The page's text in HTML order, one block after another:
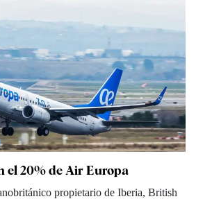
el 20% de Air Europa
propietario de Iberia, British